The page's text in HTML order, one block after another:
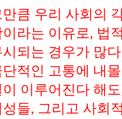
만큼 우리 사회의
이라는 이유로, 법
시되는 경우가 많
단적인 고통에 내
이 이루어진다 해
성들, 그리고 사회